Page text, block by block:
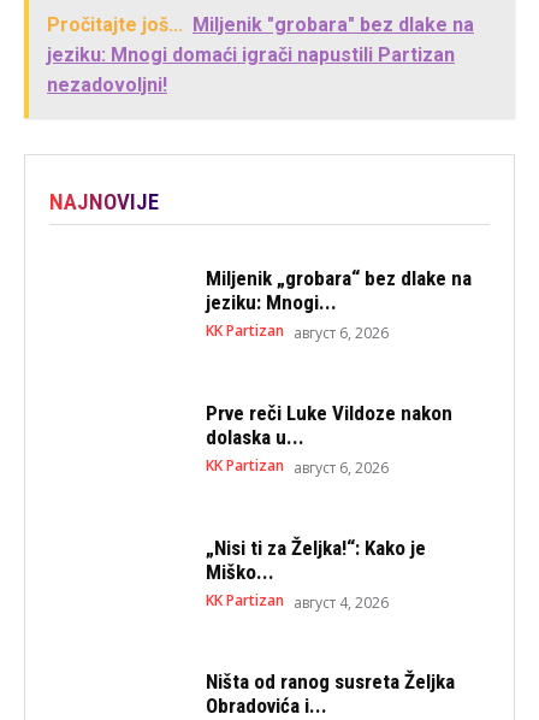
Pročitajte još... Miljenik "grobara" bez dlake na
jeziku: Mnogi domaći igrači napustili Partizan
nezadovoljni!
NAJNOVIJE
Miljenik „grobara“ bez dlake na
jeziku: Mnogi...
KK Partizan август 6, 2026
Prve reči Luke Vildoze nakon
dolaska u...
KK Partizan август 6, 2026
„Nisi ti za Željka!“: Kako je
Miško...
KK Partizan август 4, 2026
Ništa od ranog susreta Željka
Obradovića i...